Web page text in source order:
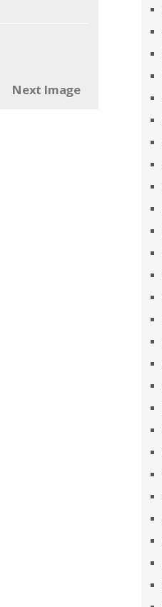
Next Image